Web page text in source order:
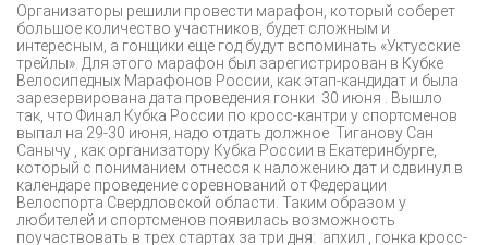
Организаторы решили провести марафон, который соберет
большое количество участников, будет сложным и
интересным, а гонщики еще год будут вспоминать «Уктусские
трейлы». Для этого марафон был зарегистрирован в Кубке
Велосипедных Марафонов России, как этап-кандидат и была
зарезервирована дата проведения гонки 30 июня . Вышло
так, что Финал Кубка России по кросс-кантри у спортсменов
выпал на 29-30 июня, надо отдать должное Тиганову Сан
Санычу , как организатору Кубка России в Екатеринбурге,
который с пониманием отнесся к наложению дат и сдвинул в
календаре проведение соревнований от Федерации
Велоспорта Свердловской области. Таким образом у
любителей и спортсменов появилась возможность
поучаствовать в трех стартах за три дня: апхил , гонка кросс-